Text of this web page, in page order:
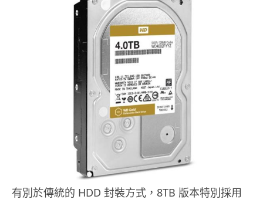
有別於傳統的 HDD 封裝方式，8TB 版本特別採用